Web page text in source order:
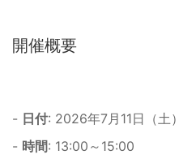
開催概要
- 日付: 2026年7月11日（土）
- 時間: 13:00～15:00